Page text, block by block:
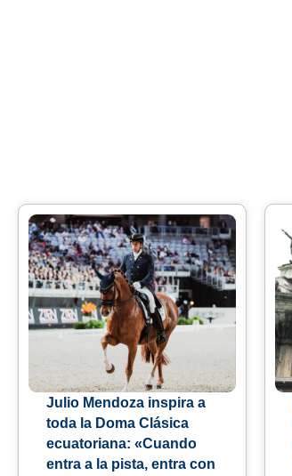
Julio Mendoza inspira a
toda la Doma Clásica
ecuatoriana: «Cuando
entra a la pista, entra con